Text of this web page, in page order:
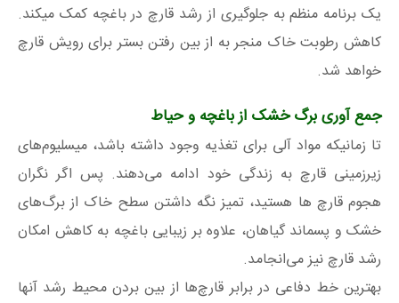
یک برنامه منظم به جلوگیری از رشد قارچ در باغچه کمک میکند.
کاهش رطوبت خاک منجر به از بین رفتن بستر برای رویش قارچ
خواهد شد.
جمع آوری برگ خشک از باغچه و حیاط
تا زمانیکه مواد آلی برای تغذیه وجود داشته باشد، میسلیوم‌های
زیرزمینی قارچ به زندگی خود ادامه می‌دهند. پس اگر نگران
هجوم قارچ ها هستید، تمیز نگه داشتن سطح خاک از برگ‌های
خشک و پسماند گیاهان، علاوه بر زیبایی باغچه به کاهش امکان
رشد قارچ نیز می‌انجامد.
بهترین خط دفاعی در برابر قارچ‌ها از بین بردن محیط رشد آنها